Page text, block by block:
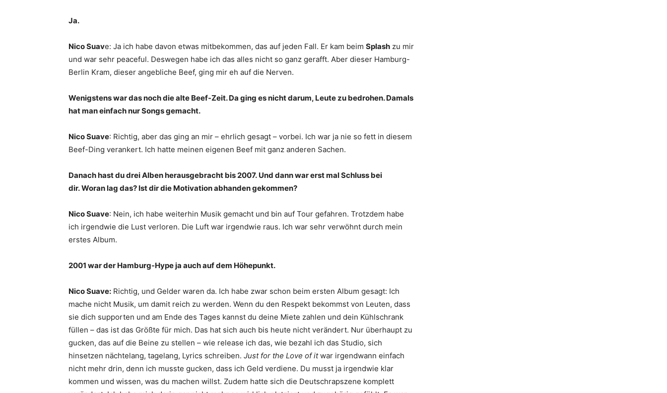
Ja.
Nico Suave: Ja ich habe davon etwas mitbekommen, das auf jeden Fall. Er kam beim Splash zu mir
und war sehr peaceful. Deswegen habe ich das alles nicht so ganz gerafft. Aber dieser Hamburg-
Berlin Kram, dieser angebliche Beef, ging mir eh auf die Nerven.
Wenigstens war das noch die alte Beef-Zeit. Da ging es nicht darum, Leute zu bedrohen. Damals
hat man einfach nur Songs gemacht.
Nico Suave: Richtig, aber das ging an mir – ehrlich gesagt – vorbei. Ich war ja nie so fett in diesem
Beef-Ding verankert. Ich hatte meinen eigenen Beef mit ganz anderen Sachen.
Danach hast du drei Alben herausgebracht bis 2007. Und dann war erst mal Schluss bei
dir. Woran lag das? Ist dir die Motivation abhanden gekommen?
Nico Suave: Nein, ich habe weiterhin Musik gemacht und bin auf Tour gefahren. Trotzdem habe
ich irgendwie die Lust verloren. Die Luft war irgendwie raus. Ich war sehr verwöhnt durch mein
erstes Album.
2001 war der Hamburg-Hype ja auch auf dem Höhepunkt.
Nico Suave: Richtig, und Gelder waren da. Ich habe zwar schon beim ersten Album gesagt: Ich
mache nicht Musik, um damit reich zu werden. Wenn du den Respekt bekommst von Leuten, dass
sie dich supporten und am Ende des Tages kannst du deine Miete zahlen und dein Kühlschrank
füllen – das ist das Größte für mich. Das hat sich auch bis heute nicht verändert. Nur überhaupt zu
gucken, das auf die Beine zu stellen – wie release ich das, wie bezahl ich das Studio, sich
hinsetzen nächtelang, tagelang, Lyrics schreiben. Just for the Love of itwar irgendwann einfach
nicht mehr drin, denn ich musste gucken, dass ich Geld verdiene. Du musst ja irgendwie klar
kommen und wissen, was du machen willst. Zudem hatte sich die Deutschrapszene komplett